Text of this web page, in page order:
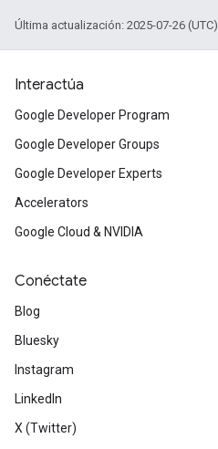
Última actualización: 2025-07-26 (UTC)
Interactúa
Google Developer Program
Google Developer Groups
Google Developer Experts
Accelerators
Google Cloud & NVIDIA
Conéctate
Blog
Bluesky
Instagram
LinkedIn
X (Twitter)